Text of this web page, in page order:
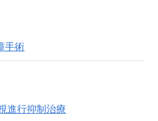
手術
進行抑制治療